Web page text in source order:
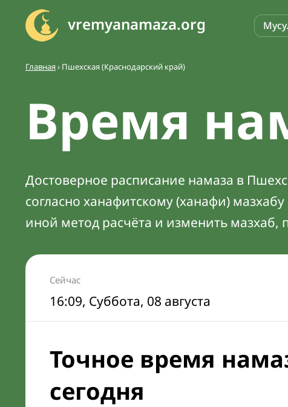
vremyanamaza.org
Главная› Пшехская (Краснодарский край)
Время
Достоверное расписание намаза в
согласно ханафитскому (ханафи)
иной метод расчёта и изменить
Сейчас
16:09, Суббота, 08 августа
Точное время
сегодня